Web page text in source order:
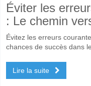
Éviter les
: Le chemin
Évitez les erreurs
chances de succès dans
Lire la suite